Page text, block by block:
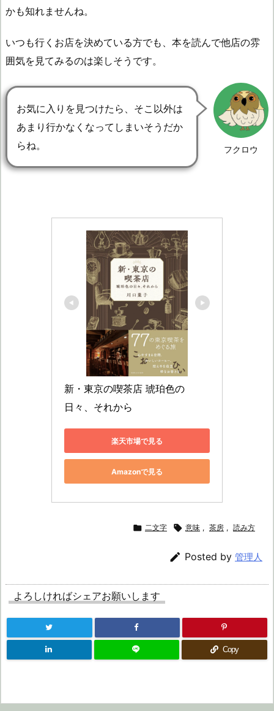
かも知れませんね。
いつも行くお店を決めている方でも、本を読んで他店の雰
囲気を見てみるのは楽しそうです。
フクロウ
お気に入りを見つけたら、そこ以外は
あまり行かなくなってしまいそうだか
らね。
新・東京の喫茶店 琥珀色の
日々、それから
楽天市場で見る
Amazonで見る
 二文字  意味 , 茶房 , 読み方
 Posted by 管理人
よろしければシェアお願いします
Copy